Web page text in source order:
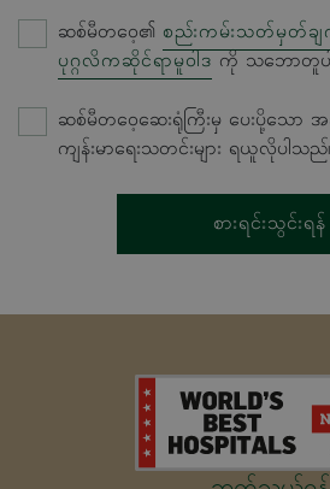
ဆစ်မီတဝေ့၏ စည်းကမ်းသတ်မှတ်ချက်
ပုဂ္ဂလိကဆိုင်ရာမူဝါဒ ကို သဘောတူပ
ဆစ်မီတဝေ့ဆေးရုံကြီးမှ ပေးပို့သော
ကျန်းမာရေးသတင်းများ ရယူလိုပါသည်
စားရင်းသွင်းရန်